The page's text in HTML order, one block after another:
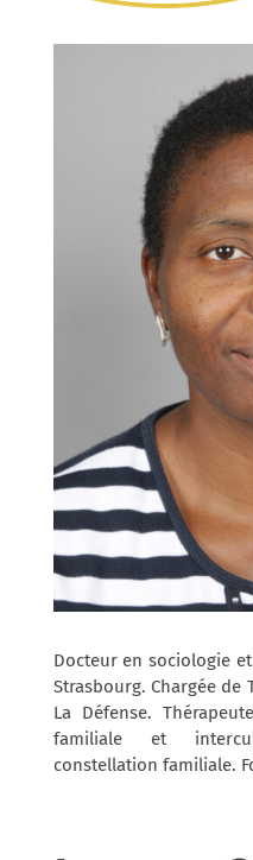
Docteur en sociologie
Strasbourg. Chargée de
La Défense.
familiale et
constellation familiale.